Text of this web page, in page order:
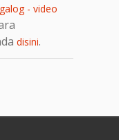
- video
disini.